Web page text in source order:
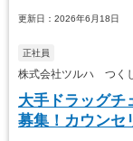
更新日：2026年6月18日
正社員
株式会社ツルハ つく
大手ドラッグチ
募集！カウンセ